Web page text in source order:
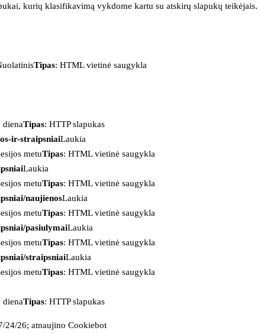
kurių klasifikavimą vykdome kartu su atskirų slapukų teikėjais.
Tipas: HTML vietinė saugykla
dienaTipas: HTTP slapukas
ir-straipsniaiLaukia
metuTipas: HTML vietinė saugykla
Laukia
metuTipas: HTML vietinė saugykla
naujienosLaukia
metuTipas: HTML vietinė saugykla
pasiulymaiLaukia
metuTipas: HTML vietinė saugykla
straipsniaiLaukia
metuTipas: HTML vietinė saugykla
dienaTipas: HTTP slapukas
24/26; atnaujino Cookiebot